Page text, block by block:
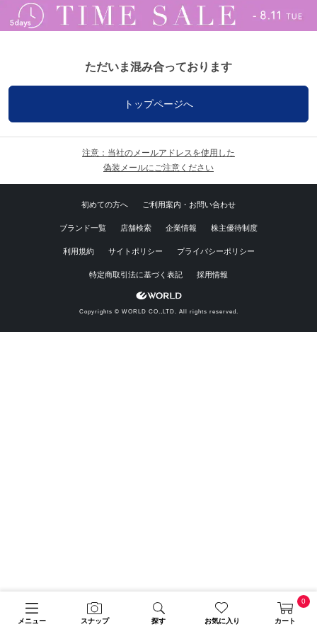
メニュー スナップ 探す お気に入り カート
0
ただいま混み合っております
トップページへ
注意：当社のメールアドレスを使用した
偽装メールにご注意ください
初めての方へ ご利用案内・お問い合わせ
ブランド一覧 店舗検索 企業情報 株主優待制度
利用規約 サイトポリシー プライバシーポリシー
特定商取引法に基づく表記 採用情報
Copyrights © WORLD CO.,LTD. All rights reserved.